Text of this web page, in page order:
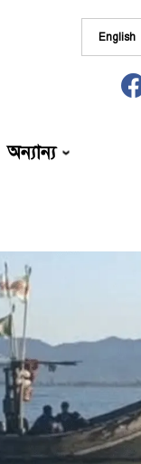
English
অন্যান্য